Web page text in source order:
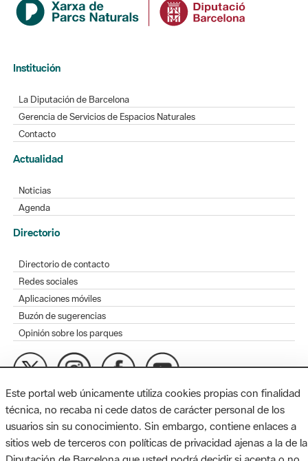
Institución
La Diputación de Barcelona
Gerencia de Servicios de Espacios Naturales
Contacto
Actualidad
Noticias
Agenda
Directorio
Directorio de contacto
Redes sociales
Aplicaciones móviles
Buzón de sugerencias
Opinión sobre los parques
MAPA WEB AVISO LEGAL ACCESIBILIDAD
Diputación de Barcelona. Edifici Llacuna, 1a planta. Badajoz, 49.
08005 Barcelona. Tel. 934 022 428 / xarxaparcs@diba.cat
Este portal web únicamente utiliza cookies propias con finalidad
técnica, no recaba ni cede datos de carácter personal de los
usuarios sin su conocimiento. Sin embargo, contiene enlaces a
sitios web de terceros con políticas de privacidad ajenas a la de la